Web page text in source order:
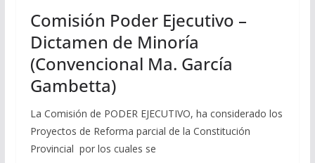
Comisión Poder Ejecutivo –
Dictamen de Minoría
(Convencional Ma. García
Gambetta)
La Comisión de PODER EJECUTIVO, ha considerado los
Proyectos de Reforma parcial de la Constitución
Provincial por los cuales se